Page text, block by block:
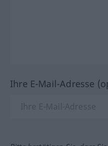
Ihre E-Mail-Adresse